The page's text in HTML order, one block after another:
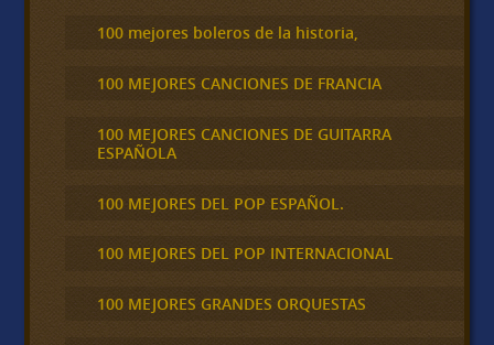
100 mejores boleros de la historia,
100 MEJORES CANCIONES DE FRANCIA
100 MEJORES CANCIONES DE GUITARRA
ESPAÑOLA
100 MEJORES DEL POP ESPAÑOL.
100 MEJORES DEL POP INTERNACIONAL
100 MEJORES GRANDES ORQUESTAS